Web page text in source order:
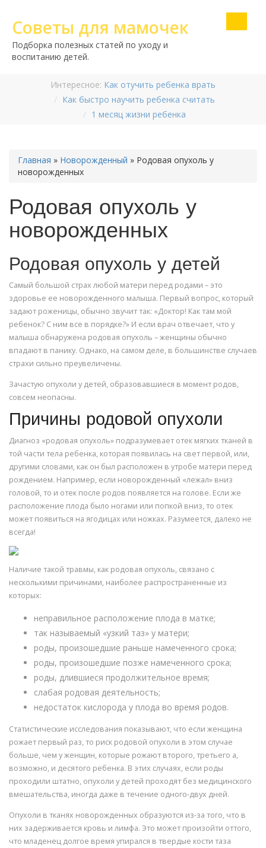
Советы для мамочек
Подборка полезных статей по уходу и
воспитанию детей.
Интересное: Как отучить ребенка врать
Как быстро научить ребенка считать
1 месяц жизни ребенка
Главная » Новорожденный » Родовая опухоль у
новорожденных
Родовая опухоль у
новорожденных
Родовая опухоль у детей
Самый большой страх любой матери перед родами – это
здоровье ее новорожденного малыша. Первый вопрос, который
задают роженицы, обычно звучит так: «Доктор! Как там мой
ребенок? С ним все в порядке?» И если врач отвечает, что у
малыша обнаружена родовая опухоль – женщины обычно
впадают в панику. Однако, на самом деле, в большинстве случаев
страхи сильно преувеличены.
Зачастую опухоли у детей, образовавшиеся в момент родов,
совсем неопасны.
Причины родовой опухоли
Диагноз «родовая опухоль» подразумевает отек мягких тканей в
той части тела ребенка, которая появилась на свет первой, или,
другими словами, как он был расположен в утробе матери перед
рождением. Например, если новорожденный «лежал» вниз
головой, то и отек после родов появляется на голове. Если же
расположение плода было ногами или попкой вниз, то отек
может появиться на ягодицах или ножках. Разумеется, далеко не
всегда!
Наличие такой травмы, как родовая опухоль, связано с
несколькими причинами, наиболее распространенные из
которых:
неправильное расположение плода в матке;
так называемый «узкий таз» у матери;
роды, произошедшие раньше намеченного срока;
роды, произошедшие позже намеченного срока;
роды, длившиеся продолжительное время;
слабая родовая деятельность;
недостаток кислорода у плода во время родов.
Статистические исследования показывают, что если женщина
рожает первый раз, то риск родовой опухоли в этом случае
больше, чем у женщин, которые рожают второго, третьего а,
возможно, и десятого ребенка. В этих случаях, если роды
проходили штатно, опухоли у детей проходят без медицинского
вмешательства, иногда даже в течение одного-двух дней.
Опухоли в тканях новорожденных образуются из-за того, что в
них задерживается кровь и лимфа. Это может произойти оттого,
что младенец долгое время упирался в твердые кости таза